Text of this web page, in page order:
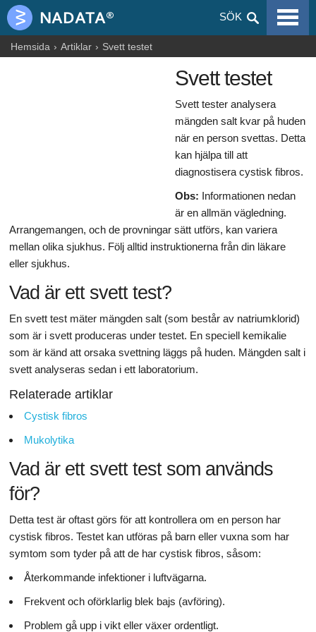
SÖK
VIRALA SJUKDOMAR
ALLERGIER
HÄLSOINFORMATION
Hemsida Artiklar Svett testet
Svett testet
Svett tester analysera
mängden salt kvar på huden
när en person svettas. Detta
kan hjälpa till att
diagnostisera cystisk fibros.
Obs: Informationen nedan
är en allmän vägledning.
Arrangemangen, och de provningar sätt utförs, kan variera
mellan olika sjukhus. Följ alltid instruktionerna från din läkare
eller sjukhus.
Vad är ett svett test?
En svett test mäter mängden salt (som består av natriumklorid)
som är i svett produceras under testet. En speciell kemikalie
som är känd att orsaka svettning läggs på huden. Mängden salt i
svett analyseras sedan i ett laboratorium.
Relaterade artiklar
Cystisk fibros
Mukolytika
Vad är ett svett test som används
för?
Detta test är oftast görs för att kontrollera om en person har
cystisk fibros. Testet kan utföras på barn eller vuxna som har
symtom som tyder på att de har cystisk fibros, såsom:
Återkommande infektioner i luftvägarna.
Frekvent och oförklarlig blek bajs (avföring).
Problem gå upp i vikt eller växer ordentligt.